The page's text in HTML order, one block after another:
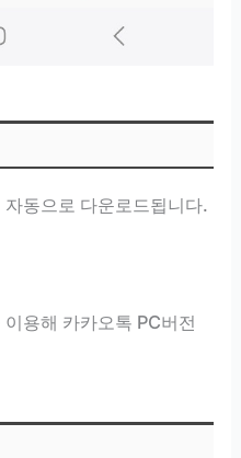
동으로 다운로드됩니다.
용해 카카오톡 PC버전